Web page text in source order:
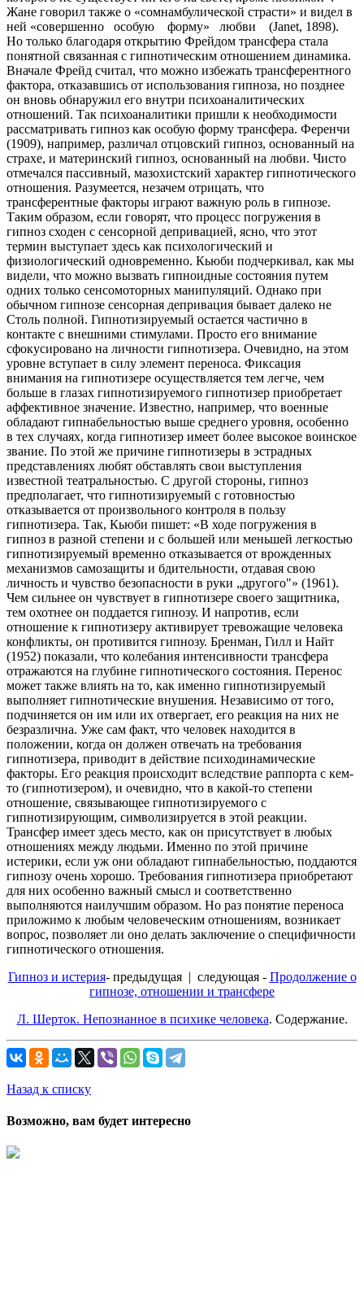
Жане гово­рил также о «сомнамбулической страсти» и видел в
ней «совершенно особую форму» любви (Janet, 1898).
Но только благодаря открытию Фрейдом трансфера стала
понятной связанная с гипнотическим отношением динамика.
Вначале Фрейд считал, что можно избежать трансферентного
фактора, отказавшись от использования гипноза, но позднее
он вновь обнаружил его внутри психоаналитических
отношений. Так психоаналитики пришли к необходимости
рассматривать гипноз как особую форму трансфера. Ференчи
(1909), например, различал отцовский гипноз, основанный на
страхе, и материнский гипноз, основанный на любви. Чисто
отмечался пассивный, мазохистский характер гипнотического
отношения. Разумеется, незачем отрицать, что
трансферентные факторы играют важную роль в гипнозе.
Таким образом, если говорят, что процесс погружения в
гипноз сходен с сенсорной депривацией, ясно, что этот
термин высту­пает здесь как психологический и
физиологический одновременно. Кьюби подчеркивал, как мы
видели, что можно вызвать гипноидные состояния путем
одних только сенсомоторных манипуляций. Однако при
обычном гипнозе сенсорная депривация бывает далеко не
Столь полной. Гипнотизируемый остается частично в
контакте с внешними стимулами. Просто его внимание
сфокусировано на личности гипнотизера. Очевидно, на этом
уровне вступает в силу элемент переноса. Фикса­ция
внимания на гипнотизере осуществляется тем легче, чем
больше в глазах гипнотизируемого гипнотизер при­обретает
аффективное значение. Известно, например, что военные
обладают гипнабельностью выше среднего уровня, особенно
в тех случаях, когда гипнотизер имеет более высокое воинское
звание. По этой же причине гипнотизеры в эстрадных
представлениях любят обстав­лять свои выступления
известной театральностью. С другой стороны, гипноз
предполагает, что гипно­тизируемый с готовностью
отказывается от произволь­ного контроля в пользу
гипнотизера. Так, Кьюби пишет: «В ходе погружения в
гипноз в разной степени и с боль­шей или меньшей легкостью
гипнотизируемый временно отказывается от врожденных
механизмов самозащиты и бдительности, отдавая свою
личность и чувство безо­пасности в руки „другого"» (1961).
Чем сильнее он чувствует в гипнотизере своего защитника,
тем охот­нее он поддается гипнозу. И напротив, если
отношение к гипнотизеру активирует тревожащие человека
конфликты, он противится гипнозу. Бренман, Гилл и Найт
(1952) показали, что колебания интенсивности трансфера
отражаются на глубине гипнотического состояния. Перенос
может также влиять на то, как именно гип­нотизируемый
выполняет гипнотические внушения. Независимо от того,
подчиняется он им или их отвергает, его реакция на них не
безразлична. Уже сам факт, что человек находится в
положении, когда он должен отве­чать на требования
гипнотизера, приводит в действие психодинамические
факторы. Его реакция происходит вследствие раппорта с кем-
то (гипнотизером), и очевид­но, что в какой-то степени
отношение, связывающее гипнотизируемого с
гипнотизирующим, символизирует­ся в этой реакции.
Трансфер имеет здесь место, как он присутствует в любых
отношениях между людьми. Именно по этой причине
истерики, если уж они обла­дают гипнабельностью, поддаются
гипнозу очень хоро­шо. Требования гипнотизера приобретают
для них осо­бенно важный смысл и соответственно
выполняются наилучшим образом. Но раз понятие переноса
приложимо к любым чело­веческим отношениям, возникает
вопрос, позволяет ли оно делать заключение о специфичности
гипнотического отношения.
Гипноз и истерия- предыдущая | следующая - Продолжение о
гипнозе, отношении и трансфере
Л. Шерток. Непознанное в психике человека. Содержание.
Назад к списку
Возможно, вам будет интересно